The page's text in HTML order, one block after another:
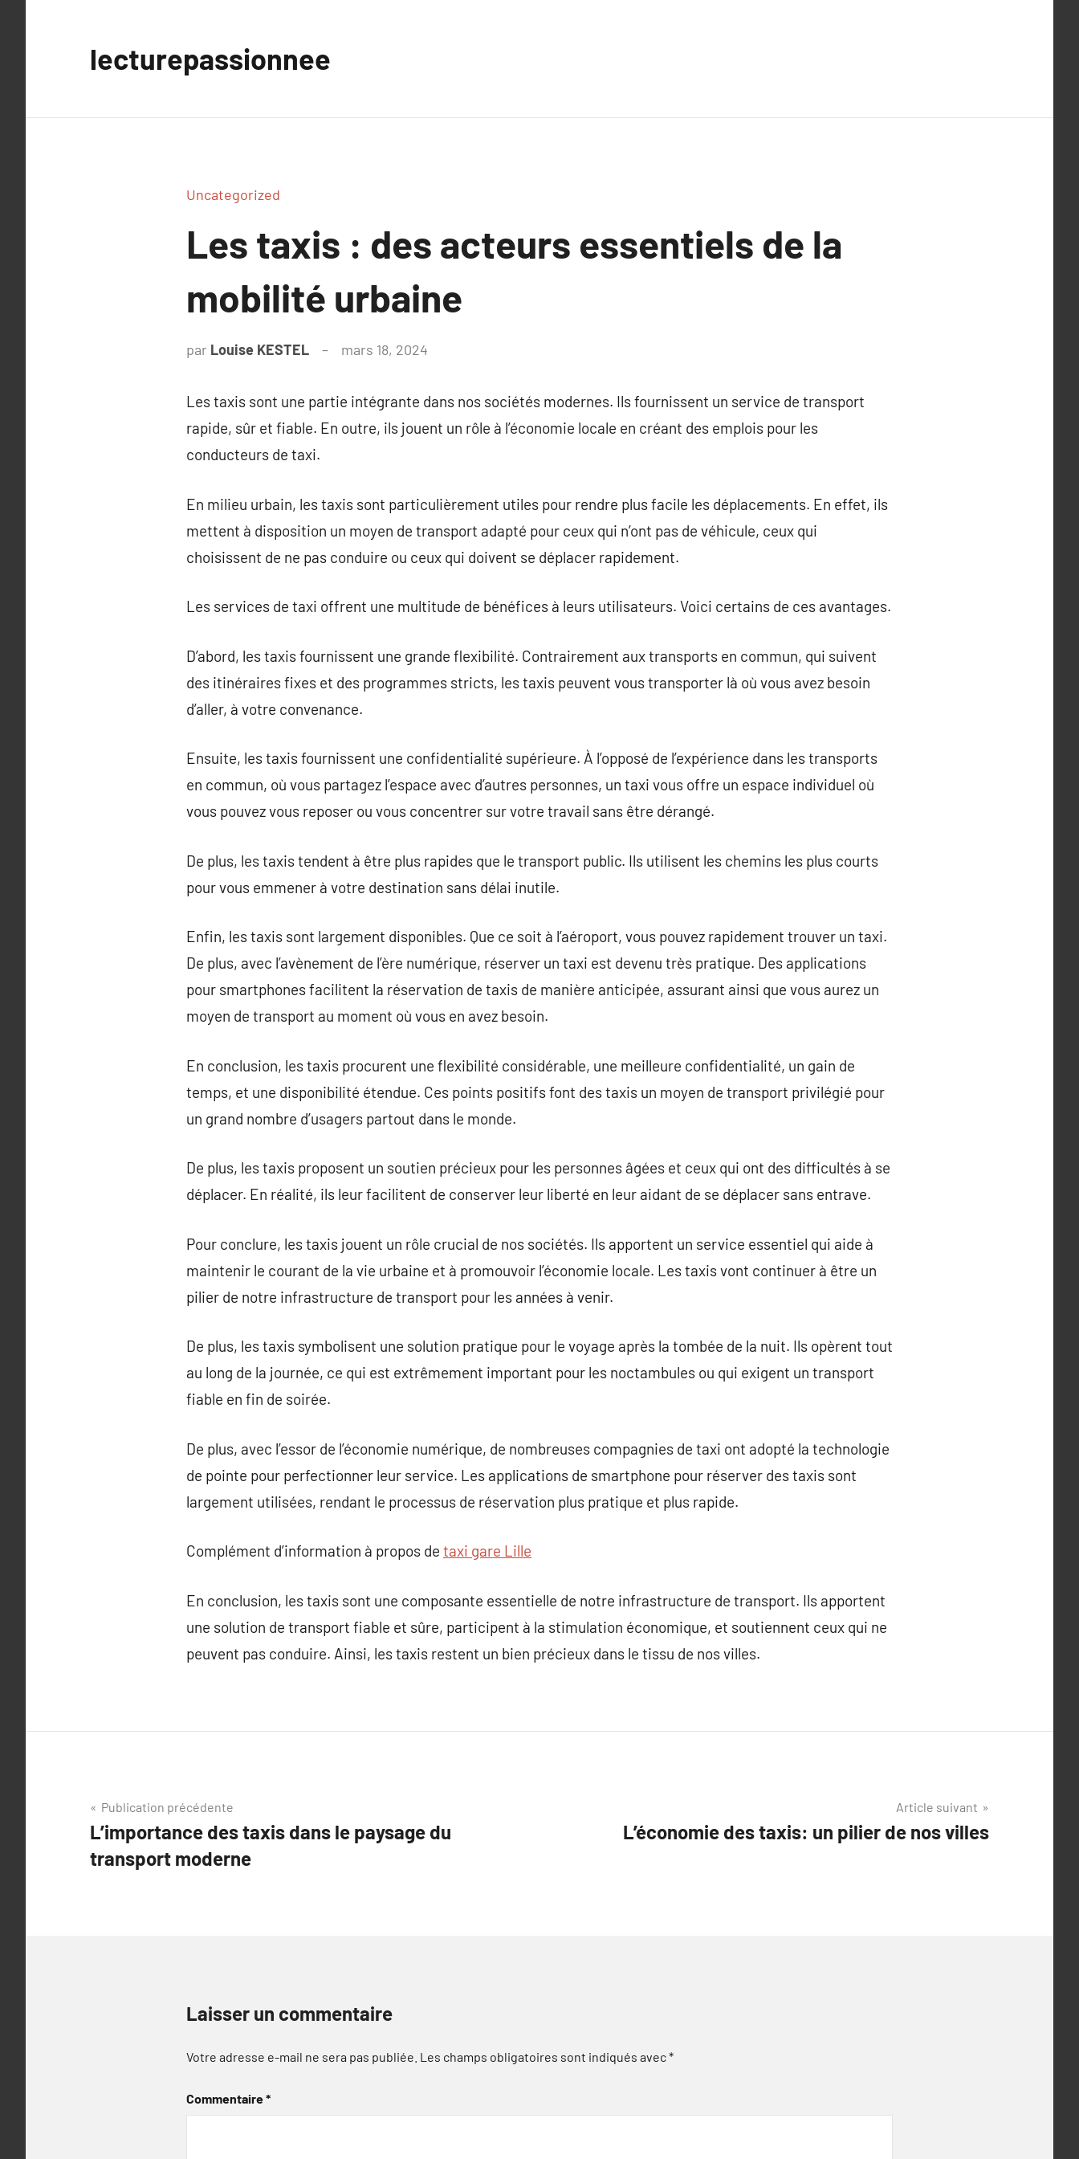
lecturepassionnee
Uncategorized
Les taxis : des acteurs essentiels de la
mobilité urbaine
par Louise KESTEL mars 18, 2024
Les taxis sont une partie intégrante dans nos sociétés modernes. Ils fournissent un service de transport
rapide, sûr et fiable. En outre, ils jouent un rôle à l’économie locale en créant des emplois pour les
conducteurs de taxi.
En milieu urbain, les taxis sont particulièrement utiles pour rendre plus facile les déplacements. En effet, ils
mettent à disposition un moyen de transport adapté pour ceux qui n’ont pas de véhicule, ceux qui
choisissent de ne pas conduire ou ceux qui doivent se déplacer rapidement.
Les services de taxi offrent une multitude de bénéfices à leurs utilisateurs. Voici certains de ces avantages.
D’abord, les taxis fournissent une grande flexibilité. Contrairement aux transports en commun, qui suivent
des itinéraires fixes et des programmes stricts, les taxis peuvent vous transporter là où vous avez besoin
d’aller, à votre convenance.
Ensuite, les taxis fournissent une confidentialité supérieure. À l’opposé de l’expérience dans les transports
en commun, où vous partagez l’espace avec d’autres personnes, un taxi vous offre un espace individuel où
vous pouvez vous reposer ou vous concentrer sur votre travail sans être dérangé.
De plus, les taxis tendent à être plus rapides que le transport public. Ils utilisent les chemins les plus courts
pour vous emmener à votre destination sans délai inutile.
Enfin, les taxis sont largement disponibles. Que ce soit à l’aéroport, vous pouvez rapidement trouver un taxi.
De plus, avec l’avènement de l’ère numérique, réserver un taxi est devenu très pratique. Des applications
pour smartphones facilitent la réservation de taxis de manière anticipée, assurant ainsi que vous aurez un
moyen de transport au moment où vous en avez besoin.
En conclusion, les taxis procurent une flexibilité considérable, une meilleure confidentialité, un gain de
temps, et une disponibilité étendue. Ces points positifs font des taxis un moyen de transport privilégié pour
un grand nombre d’usagers partout dans le monde.
De plus, les taxis proposent un soutien précieux pour les personnes âgées et ceux qui ont des difficultés à se
déplacer. En réalité, ils leur facilitent de conserver leur liberté en leur aidant de se déplacer sans entrave.
Pour conclure, les taxis jouent un rôle crucial de nos sociétés. Ils apportent un service essentiel qui aide à
maintenir le courant de la vie urbaine et à promouvoir l’économie locale. Les taxis vont continuer à être un
pilier de notre infrastructure de transport pour les années à venir.
De plus, les taxis symbolisent une solution pratique pour le voyage après la tombée de la nuit. Ils opèrent tout
au long de la journée, ce qui est extrêmement important pour les noctambules ou qui exigent un transport
fiable en fin de soirée.
De plus, avec l’essor de l’économie numérique, de nombreuses compagnies de taxi ont adopté la technologie
de pointe pour perfectionner leur service. Les applications de smartphone pour réserver des taxis sont
largement utilisées, rendant le processus de réservation plus pratique et plus rapide.
Complément d’information à propos de taxi gare Lille
En conclusion, les taxis sont une composante essentielle de notre infrastructure de transport. Ils apportent
une solution de transport fiable et sûre, participent à la stimulation économique, et soutiennent ceux qui ne
peuvent pas conduire. Ainsi, les taxis restent un bien précieux dans le tissu de nos villes.
Navigation
de
l’article
Publication précédente
L’importance des taxis dans le paysage du
transport moderne
Article suivant
L’économie des taxis: un pilier de nos villes
Laisser un commentaire
Votre adresse e-mail ne sera pas publiée. Les champs obligatoires sont indiqués avec*
Commentaire*